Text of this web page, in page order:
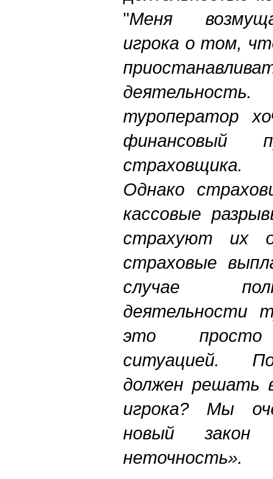
"Меня
игрока о том,
туроператор
финансовый
страховщика.
Однако
кассовые
страхуют их
страховые
случае
деятельности
это просто
ситуацией.
должен решать
игрока? Мы
новый закон
неточность».